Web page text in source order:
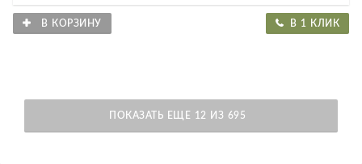
В КОРЗИНУ В 1 КЛИК
ПОКАЗАТЬ ЕЩЕ 12 ИЗ 695